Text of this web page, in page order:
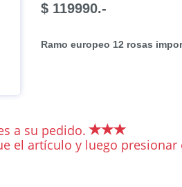
$ 119990.-
Ramo europeo 12 rosas
a su pedido.
el artículo y luego